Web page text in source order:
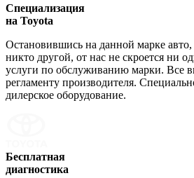
Специализация
на Toyota
Остановившись на данной марке
никто другой, от нас не скроется ни
услуги по обслуживанию марки. Все
регламенту производителя.
дилерское оборудование.
Бесплатная
диагностика